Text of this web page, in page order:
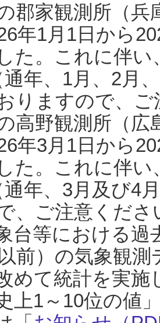
郡家観測所（
年1月1日から
た。これに伴い
年、1月、2月
りますので、
高野観測所（
年3月1日から
た。これに伴い
通年、3月及び4
、ご注意くだ
台等における過
以前）の気象観
めて統計を実
上1～10位の値